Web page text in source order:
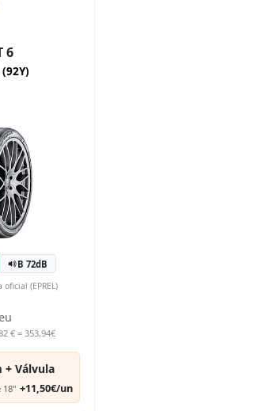
6
B 72dB
(EPREL)
€ = 353,94€
+ Válvula
18" +11,50€/un